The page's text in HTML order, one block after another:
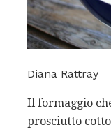
Diana Rattray
Il formaggio
prosciutto